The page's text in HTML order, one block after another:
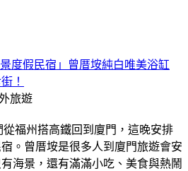
度假民宿」曾厝垵純白唯美浴缸
！
旅遊
從福州搭高鐵回到廈門，這晚安排
。曾厝垵是很多人到廈門旅遊會安
海景，還有滿滿小吃、美食與熱鬧